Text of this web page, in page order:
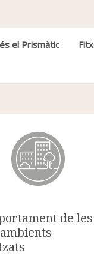
el Prismàtic
de les